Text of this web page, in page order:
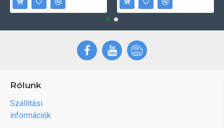
Rólunk
Szállítási
információk